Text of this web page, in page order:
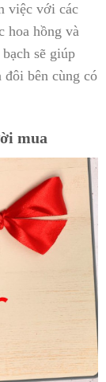
việc với các
hoa hồng và
sẽ giúp
đôi bên cùng có
mua